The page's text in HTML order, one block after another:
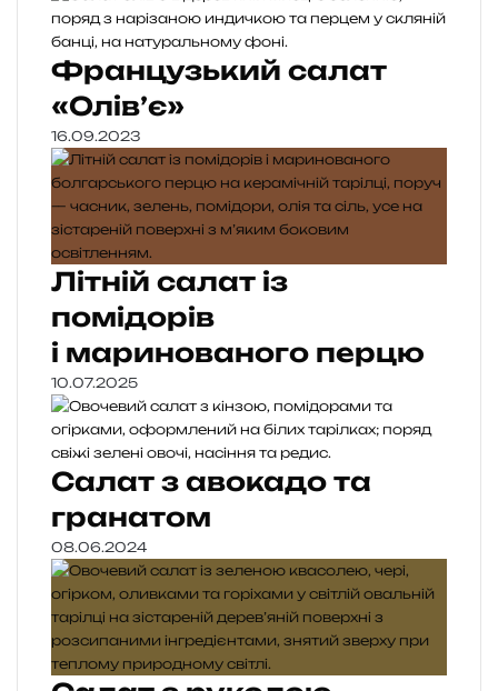
Французький салат
«Олів’є»
16.09.2023
Літній салат із
помідорів
і маринованого перцю
10.07.2025
Салат з авокадо та
гранатом
08.06.2024